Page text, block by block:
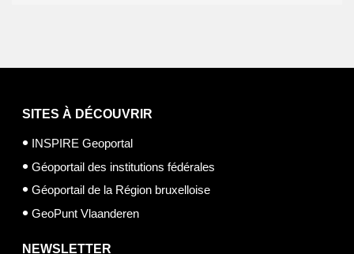
SITES À DÉCOUVRIR
INSPIRE Geoportal
Géoportail des institutions fédérales
Géoportail de la Région bruxelloise
GeoPunt Vlaanderen
NEWSLETTER